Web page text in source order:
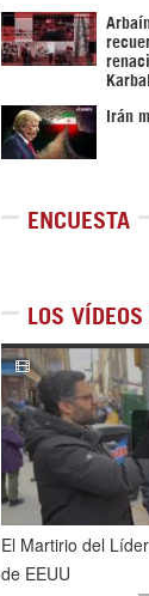
Irán
ENCUESTA
LOS
El Martirio del
de EEUU